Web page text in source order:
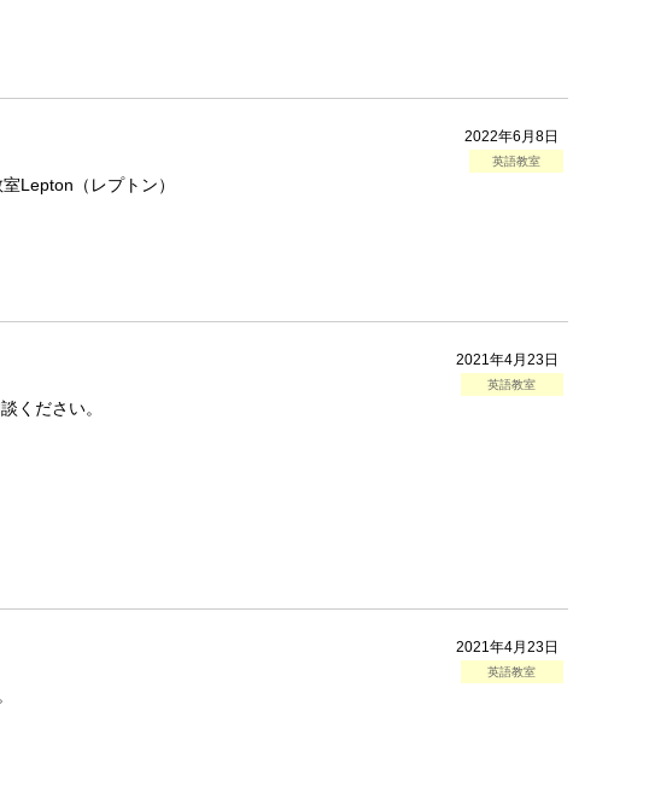
2022年6月8日
英語教室
Lepton（レプトン）
2021年4月23日
英語教室
ください。
2021年4月23日
英語教室